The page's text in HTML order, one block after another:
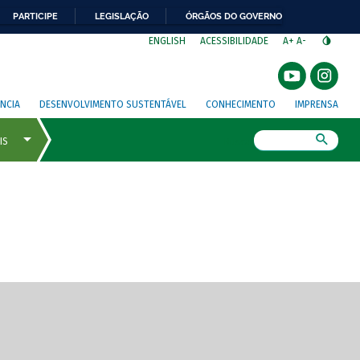
PARTICIPE LEGISLAÇÃO ÓRGÃOS DO GOVERNO
ENGLISH ACESSIBILIDADE A+ A-
DESENVOLVIMENTO SUSTENTÁVEL CONHECIMENTO IMPRENSA
de tela